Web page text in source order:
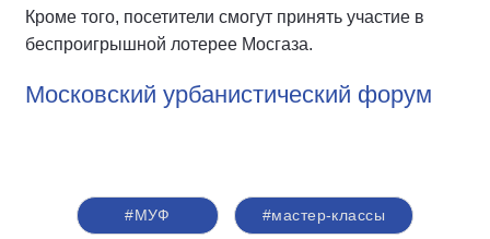
Кроме того, посетители смогут принять участие в
беспроигрышной лотерее Мосгаза.
Московский урбанистический форум
#МУФ #мастер-классы